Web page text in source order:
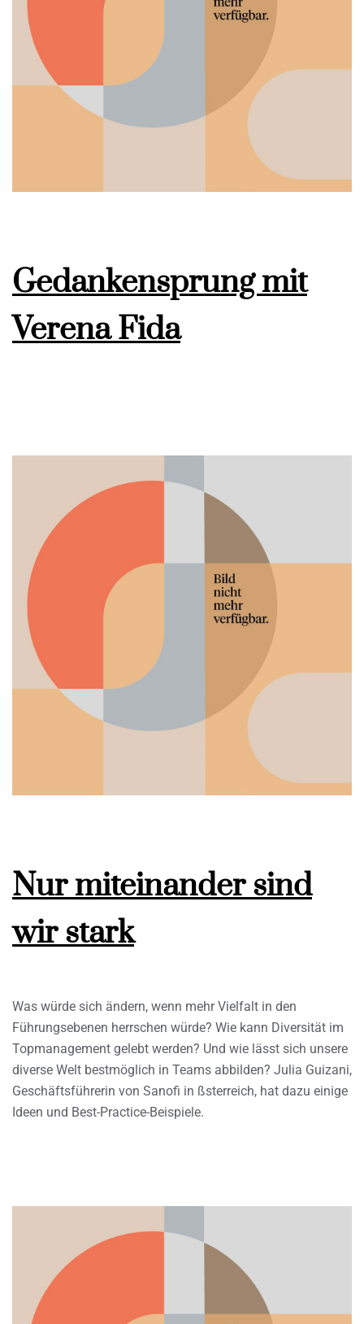
Gedankensprung mit
Verena Fida
Nur miteinander sind
wir stark
Was würde sich ändern, wenn mehr Vielfalt in den
Führungsebenen herrschen würde? Wie kann Diversität im
Topmanagement gelebt werden? Und wie lässt sich unsere
diverse Welt bestmöglich in Teams abbilden? Julia Guizani,
Geschäftsführerin von Sanofi in ßsterreich, hat dazu einige
Ideen und Best-Practice-Beispiele.